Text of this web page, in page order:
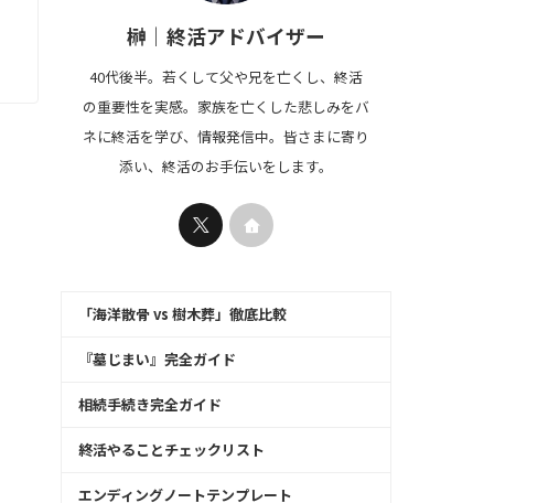
榊｜終活アドバイザー
40代後半。若くして父や兄を亡くし、終活
の重要性を実感。家族を亡くした悲しみをバ
ネに終活を学び、情報発信中。皆さまに寄り
添い、終活のお手伝いをします。
「海洋散骨 vs 樹木葬」徹底比較
『墓じまい』完全ガイド
相続手続き完全ガイド
終活やることチェックリスト
エンディングノートテンプレート